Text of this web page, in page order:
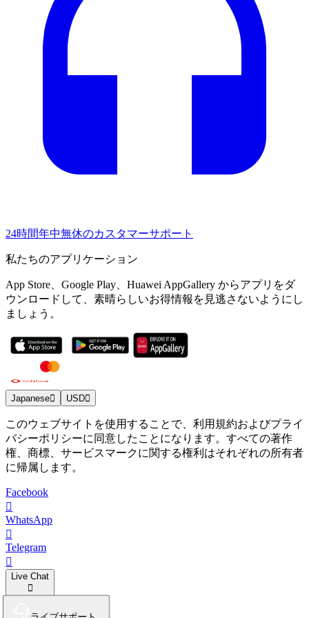
24時間年中無休のカスタマーサポート
私たちのアプリケーション
App Store、Google Play、Huawei AppGallery からアプリをダ
ウンロードして、素晴らしいお得情報を見逃さないようにし
ましょう。
Japanese USD
このウェブサイトを使用することで、利用規約およびプライ
バシーポリシーに同意したことになります。すべての著作
権、商標、サービスマークに関する権利はそれぞれの所有者
に帰属します。
Facebook
WhatsApp
Telegram
Live Chat
ライブサポート